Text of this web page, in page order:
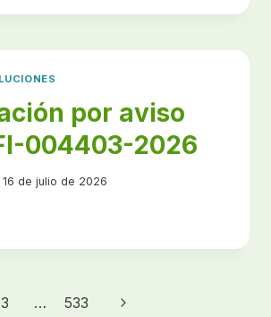
por aviso
004403-2026
16 de julio de 2026
3 … 533
Siguiente